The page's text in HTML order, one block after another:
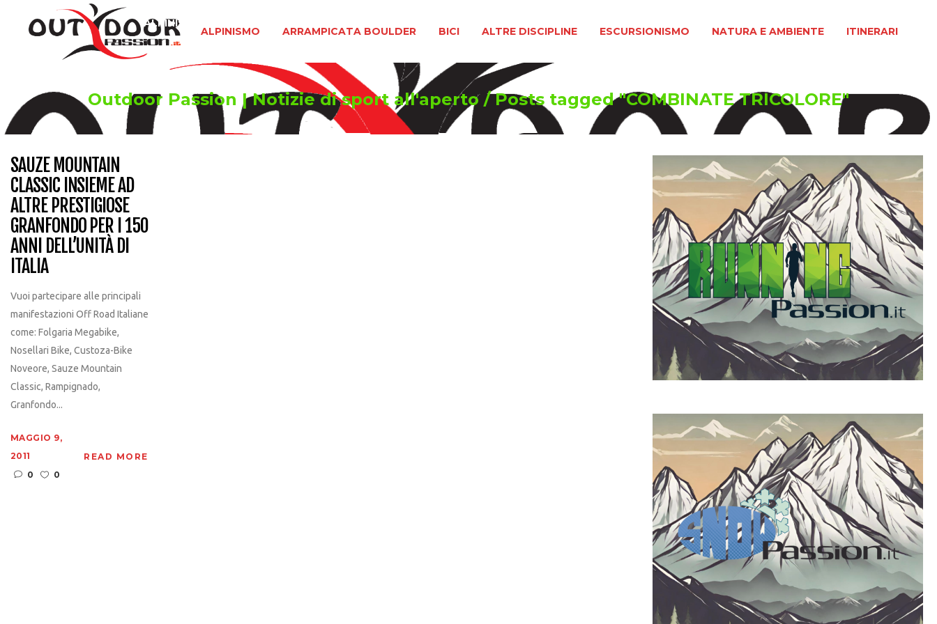
ALPINISMO ARRAMPICATA BOULDER BICI ALTRE DISCIPLINE ESCURSIONISMO NATURA E AMBIENTE ITINERARI
ALPINISMO
Outdoor Passion | Notizie di sport all'aperto/Posts tagged "COMBINATE TRICOLORE"
SAUZE MOUNTAIN
CLASSIC INSIEME AD
ALTRE PRESTIGIOSE
GRANFONDO PER I 150
ANNI DELL’UNITÀ DI
ITALIA
Vuoi partecipare alle principali
manifestazioni Off Road Italiane
come: Folgaria Megabike,
Nosellari Bike, Custoza-Bike
Noveore, Sauze Mountain
Classic, Rampignado,
Granfondo...
MAGGIO 9,
2011
0
0
READ MORE